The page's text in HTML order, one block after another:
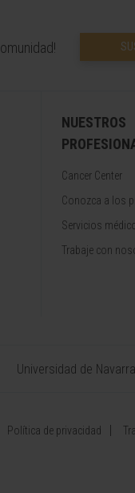
NUESTROS
Cancer Center
Conozca a los
Servicios
Trabaje con
Universidad de Navarra
Política de privacidad